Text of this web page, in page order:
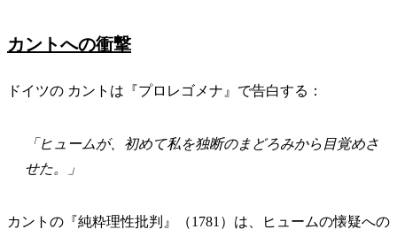
カントへの衝撃
ドイツの カントは『プロレゴメナ』で告白する：
「ヒュームが、初めて私を独断のまどろみから目覚めさ
せた。」
カントの『純粋理性批判』（1781）は、ヒュームの懐疑への